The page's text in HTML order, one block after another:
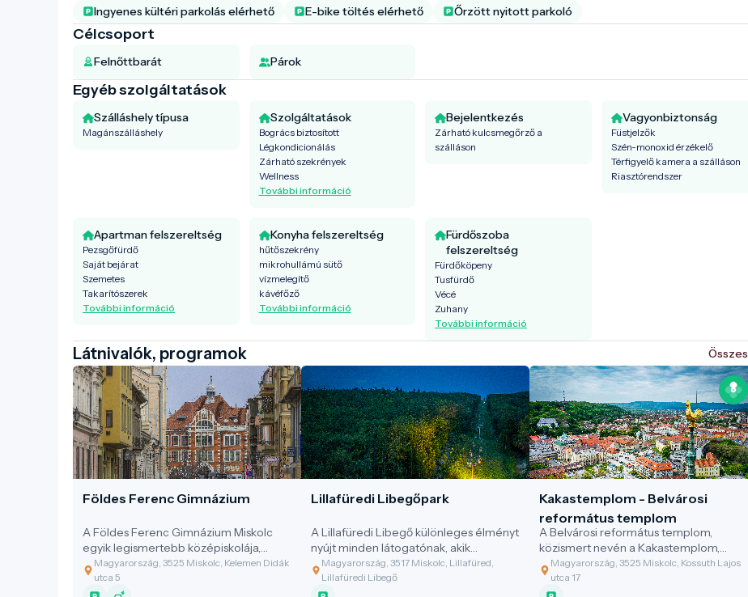
Ingyenes kültéri parkolás elérhető
E-bike töltés elérhető Őrzött nyitott parkoló
Célcsoport
Felnőttbarát Párok
Egyéb szolgáltatások
Szálláshely típusa
Magánszálláshely
Szolgáltatások
Bogrács biztosított
Légkondicionálás
Zárható szekrények
Wellness
További információ
Bejelentkezés
Zárható kulcsmegőrző a
szálláson
Vagyonbiztonság
Füstjelzők
Szén-monoxid érzékelő
Térfigyelő kamera a szálláson
Riasztórendszer
Apartman felszereltség
Pezsgőfürdő
Saját bejárat
Szemetes
Takarítószerek
További információ
Konyha felszereltség
hűtőszekrény
mikrohullámú sütő
vízmelegítő
kávéfőző
További információ
Fürdőszoba
felszereltség
Fürdőköpeny
Tusfürdő
Vécé
Zuhany
További információ
Látnivalók, programok Összes
Földes Ferenc Gimnázium
A Földes Ferenc Gimnázium Miskolc
egyik legismertebb középiskolája,
amely az épület története, múltja miatt
a városnéző séták egyik fontos
helyszíne.
Magyarország, 3525 Miskolc, Kelemen Didák
utca 5
Lillafüredi Libegőpark
A Lillafüredi Libegő különleges élményt
nyújt minden látogatónak, akik
szeretnék felfedezni a Bükk hegység
szépségeit a magasból.
Magyarország, 3517 Miskolc, Lillafüred,
Lillafüredi Libegő
Kakastemplom - Belvárosi
református templom
A Belvárosi református templom,
közismert nevén a Kakastemplom,
Miskolc legnagyobb református
temploma, melyet aranyozott kakas
díszít a közel 70 méteres torony
Magyarország, 3525 Miskolc, Kossuth Lajos
utca 17